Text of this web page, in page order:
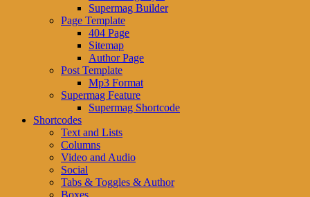
Supermag Builder
Page Template
404 Page
Sitemap
Author Page
Post Template
Mp3 Format
Supermag Feature
Supermag Shortcode
Shortcodes
Text and Lists
Columns
Video and Audio
Social
Tabs & Toggles & Author
Boxes